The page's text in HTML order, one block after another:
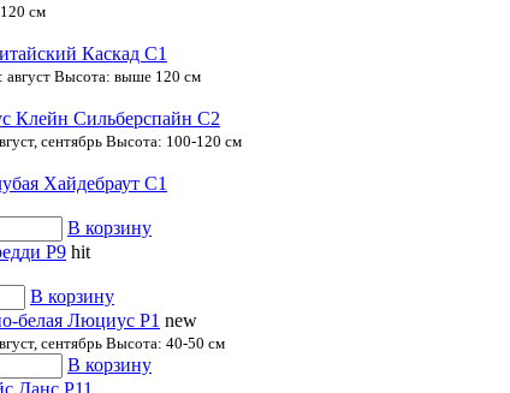
см
Каскад C1
август Высота: выше 120 см
Клейн Сильберспайн С2
сентябрьВысота: 100-120 см
Хайдебраут С1
В корзину
Р9 hit
В корзину
белая Люциус Р1 new
сентябрьВысота: 40-50 см
В корзину
Данс Р11